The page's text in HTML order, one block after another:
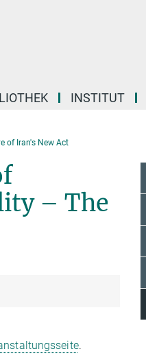
INSTITUT
of Iran's New Act
– The
.